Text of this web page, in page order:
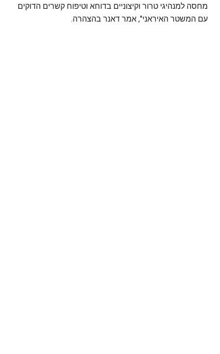
מחסה למנהיגי טרור וקיצוניים בדוחא וטיפוח קשרים הדוקים
עם המשטר האיראני", אמר דאנר בהצהרה.